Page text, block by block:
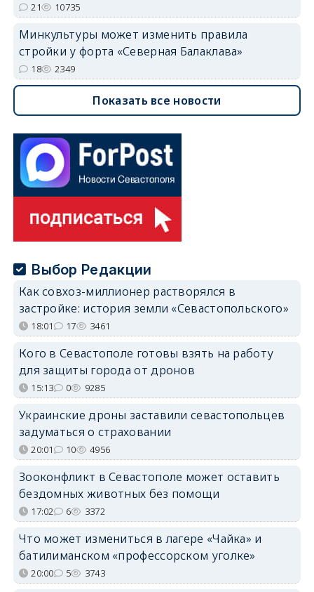
21 10735
Минкультуры может изменить правила
стройки у форта «Северная Балаклава»
18 2349
Показать все новости
Выбор Редакции
Как совхоз-миллионер растворялся в
застройке: история земли «Севастопольского»
18:01 17 3461
Кого в Севастополе готовы взять на работу
для защиты города от дронов
15:13 0 9285
Украинские дроны заставили севастопольцев
задуматься о страховании
20:01 10 4956
Зооконфликт в Севастополе может оставить
бездомных животных без помощи
17:02 6 3372
Что может измениться в лагере «Чайка» и
батилиманском «профессорском уголке»
20:00 5 3743